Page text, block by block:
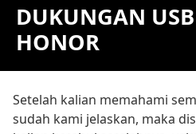
DUKUNGAN
HONOR
Setelah kalian memahami
sudah kami jelaskan, maka